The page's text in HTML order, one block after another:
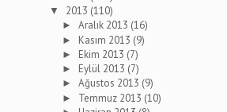
▼ 2013 (110)
►Aralık 2013 (16)
► Kasım 2013 (9)
► Ekim 2013 (7)
► Eylül 2013 (7)
►Ağustos 2013 (9)
► Temmuz 2013 (10)